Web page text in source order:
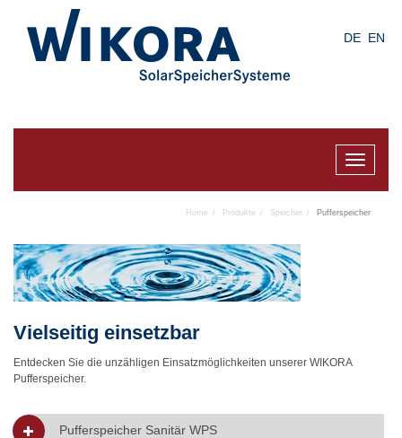
DE EN
Toggle
Home Produkte Speicher Pufferspeicher
Vielseitig einsetzbar
Entdecken Sie die unzähligen Einsatzmöglichkeiten unserer WIKORA
Pufferspeicher.
Pufferspeicher Sanitär WPS